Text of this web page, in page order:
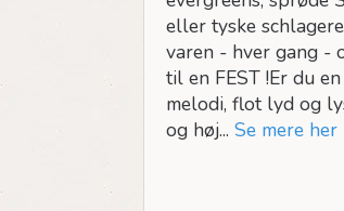
eller tyske
varen - hver gang -
til en FEST !Er du
melodi, flot lyd og
og høj... Se mere her